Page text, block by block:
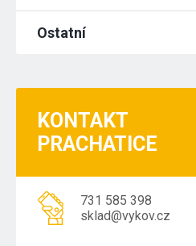
Ostatní
KONTAKT
PRACHATICE
731 585 398
sklad@vykov.cz